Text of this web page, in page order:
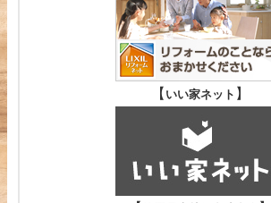
【 いい家ネット 】